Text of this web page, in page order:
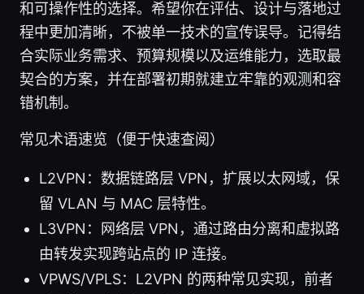
和可操作性的选择。希望你在评估、设计与落地过
程中更加清晰，不被单一技术的宣传误导。记得结
合实际业务需求、预算规模以及运维能力，选取最
契合的方案，并在部署初期就建立牢靠的观测和容
错机制。
常见术语速览（便于快速查阅）
L2VPN：数据链路层 VPN，扩展以太网域，保
留 VLAN 与 MAC 层特性。
L3VPN：网络层 VPN，通过路由分离和虚拟路
由转发实现跨站点的 IP 连接。
VPWS/VPLS：L2VPN 的两种常见实现，前者